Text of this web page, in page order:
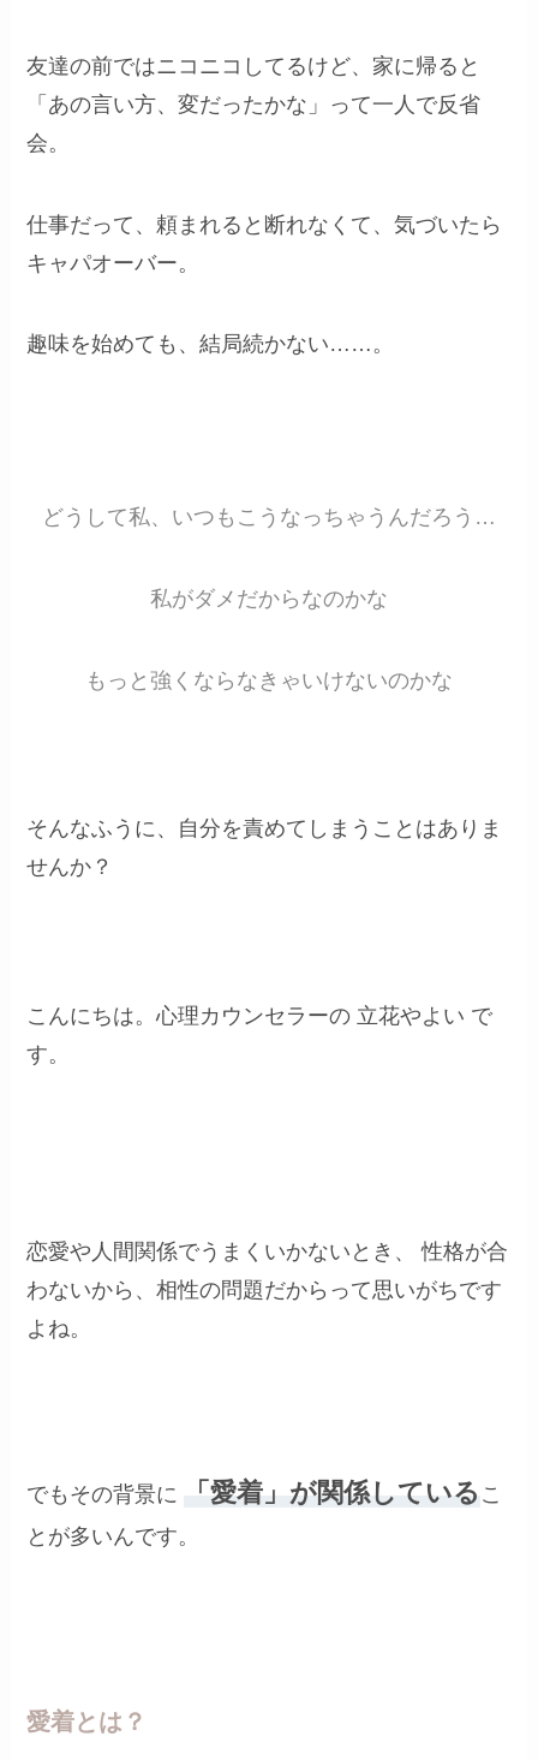
友達の前ではニコニコしてるけど、家に帰ると
「あの言い方、変だったかな」って一人で反省
会。
仕事だって、頼まれると断れなくて、気づいたら
キャパオーバー。
趣味を始めても、結局続かない……。
どうして私、いつもこうなっちゃうんだろう…
私がダメだからなのかな
もっと強くならなきゃいけないのかな
そんなふうに、自分を責めてしまうことはありま
せんか？
こんにちは。心理カウンセラーの 立花やよい で
す。
恋愛や人間関係でうまくいかないとき、 性格が合
わないから、相性の問題だからって思いがちです
よね。
でもその背景に 「愛着」が関係している こ
とが多いんです。
愛着とは？